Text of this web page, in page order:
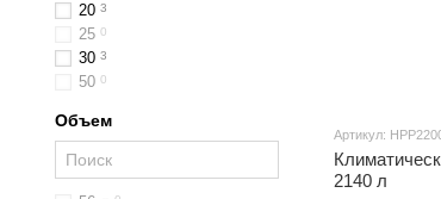
Артикул:
2140 л
20 3
25 0
30 3
50 0
Объем